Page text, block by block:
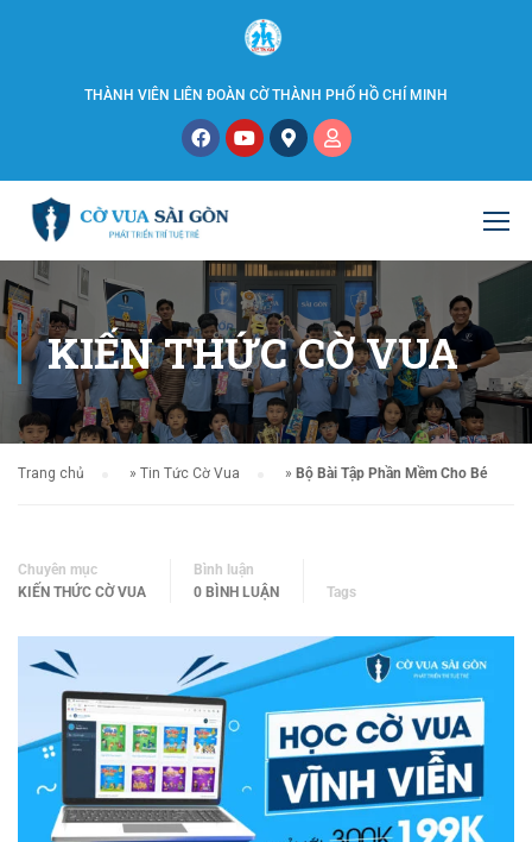
THÀNH VIÊN LIÊN ĐOÀN CỜ THÀNH PHỐ HỒ CHÍ MINH
KIẾN THỨC CỜ VUA
Trang chủ » Tin Tức Cờ Vua » Bộ Bài Tập Phần Mềm Cho Bé
Chuyên mục
KIẾN THỨC CỜ VUA
Bình luận
0 BÌNH LUẬN
Tags